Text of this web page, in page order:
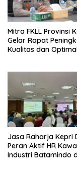
Mitra FKLL Provinsi
Gelar Rapat
Kualitas dan
Jasa Raharja Kepri
Peran Aktif HR
Industri Batamindo